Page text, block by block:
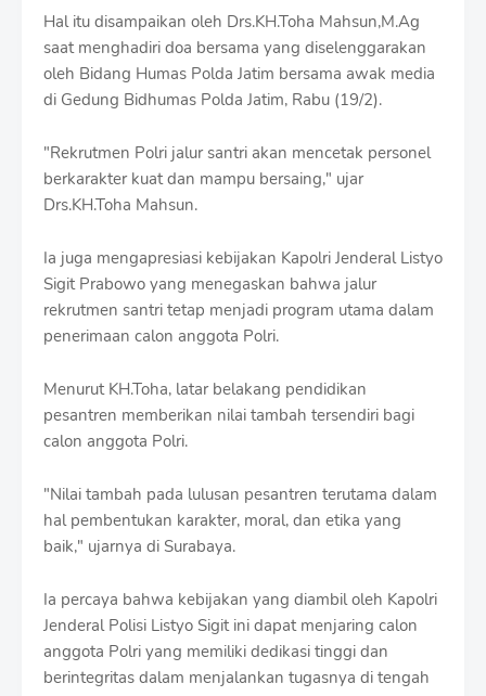
Hal itu disampaikan oleh Drs.KH.Toha Mahsun,M.Ag
saat menghadiri doa bersama yang diselenggarakan
oleh Bidang Humas Polda Jatim bersama awak media
di Gedung Bidhumas Polda Jatim, Rabu (19/2).
"Rekrutmen Polri jalur santri akan mencetak personel
berkarakter kuat dan mampu bersaing," ujar
Drs.KH.Toha Mahsun.
Ia juga mengapresiasi kebijakan Kapolri Jenderal Listyo
Sigit Prabowo yang menegaskan bahwa jalur
rekrutmen santri tetap menjadi program utama dalam
penerimaan calon anggota Polri.
Menurut KH.Toha, latar belakang pendidikan
pesantren memberikan nilai tambah tersendiri bagi
calon anggota Polri.
"Nilai tambah pada lulusan pesantren terutama dalam
hal pembentukan karakter, moral, dan etika yang
baik," ujarnya di Surabaya.
Ia percaya bahwa kebijakan yang diambil oleh Kapolri
Jenderal Polisi Listyo Sigit ini dapat menjaring calon
anggota Polri yang memiliki dedikasi tinggi dan
berintegritas dalam menjalankan tugasnya di tengah
t
h
S
h
r
f
T
e
m
l
a
e
s